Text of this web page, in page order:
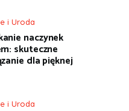
i Uroda
naczynek
skuteczne
dla pięknej
i Uroda